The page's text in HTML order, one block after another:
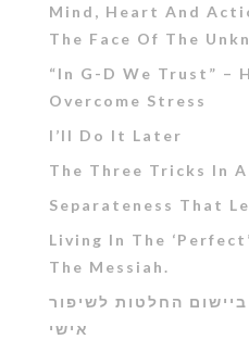
Mind, Heart And
The Face Of The
“In G-D We Trust” –
Overcome Stress
I’ll Do It Later
The Three Tricks In A
Separateness That
Living In The
The Messiah.
החלטות לשיפור
אישי